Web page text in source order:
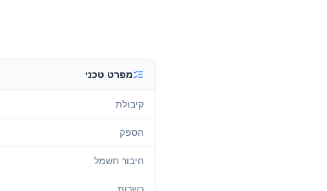
מפרט טכני
קיבולת
הספק
חיבור חשמל